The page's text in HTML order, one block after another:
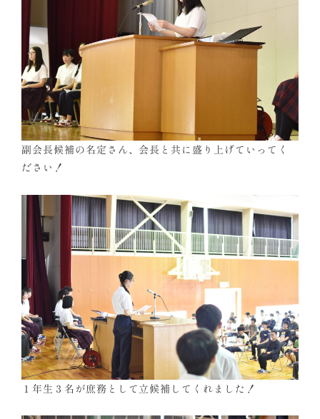
副会長候補の名定さん、会長と共に盛り上げていってく
ださい！
１年生３名が庶務として立候補してくれました！